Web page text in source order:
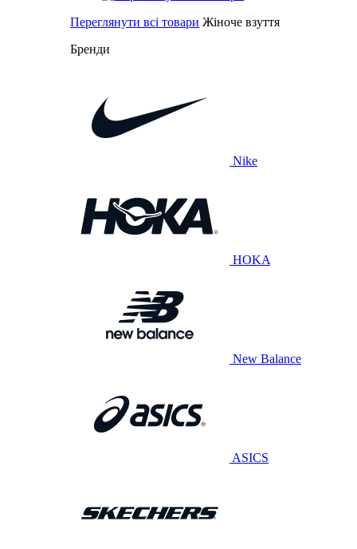
Переглянути всі товари Жіноче взуття
Бренди
Nike
HOKA
New Balance
ASICS